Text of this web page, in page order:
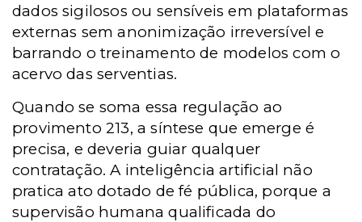
dados sigilosos ou sensíveis em plataformas
externas sem anonimização irreversível e
barrando o treinamento de modelos com o
acervo das serventias.
Quando se soma essa regulação ao
provimento 213, a síntese que emerge é
precisa, e deveria guiar qualquer
contratação. A inteligência artificial não
pratica ato dotado de fé pública, porque a
supervisão humana qualificada do